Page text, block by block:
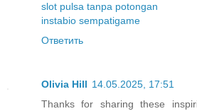
slot pulsa tanpa potongan
instabio sempatigame
Ответить
Olivia Hill 14.05.2025, 17:51
Thanks for sharing these